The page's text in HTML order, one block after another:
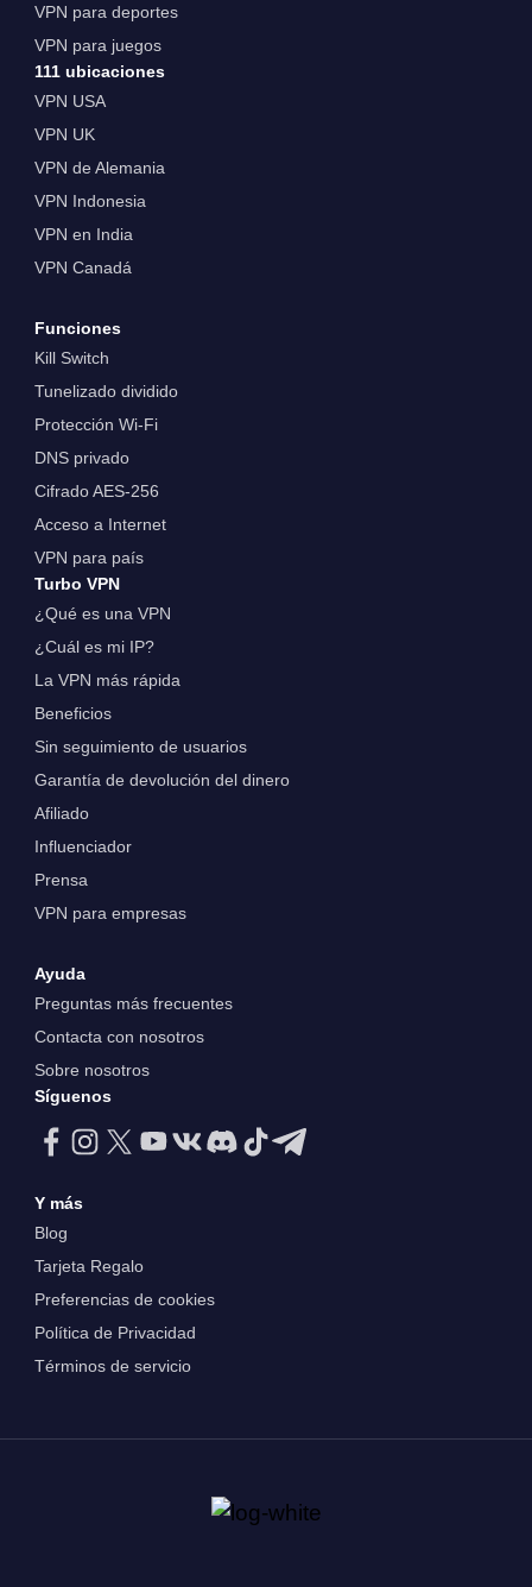
VPN para deportes
VPN para juegos
111 ubicaciones
VPN USA
VPN UK
VPN de Alemania
VPN Indonesia
VPN en India
VPN Canadá
Funciones
Kill Switch
Tunelizado dividido
Protección Wi-Fi
DNS privado
Cifrado AES-256
Acceso a Internet
VPN para país
Turbo VPN
¿Qué es una VPN
¿Cuál es mi IP?
La VPN más rápida
Beneficios
Sin seguimiento de usuarios
Garantía de devolución del dinero
Afiliado
Influenciador
Prensa
VPN para empresas
Ayuda
Preguntas más frecuentes
Contacta con nosotros
Sobre nosotros
Síguenos
Y más
Blog
Tarjeta Regalo
Preferencias de cookies
Política de Privacidad
Términos de servicio